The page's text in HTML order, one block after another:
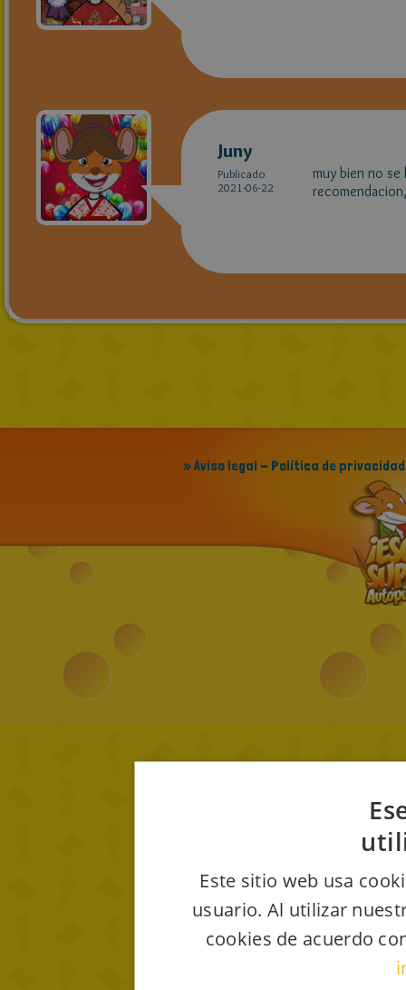
Juny
Publicado
2021-06-22
muy bien no
» Aviso legal - Política de privacidad
Este sitio web usa
usuario. Al utilizar
cookies de acuerdo